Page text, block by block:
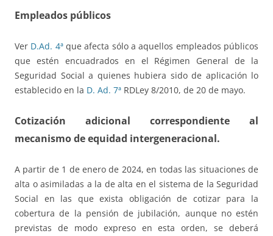
Empleados públicos
Ver D.Ad. 4ªque afecta sólo a aquellos empleados públicos
que estén encuadrados en el Régimen General de la
Seguridad Social a quienes hubiera sido de aplicación lo
establecido en la D. Ad. 7ª RDLey 8/2010, de 20 de mayo.
Cotización adicional correspondiente al
mecanismo de equidad intergeneracional.
A partir de 1 de enero de 2024, en todas las situaciones de
alta o asimiladas a la de alta en el sistema de la Seguridad
Social en las que exista obligación de cotizar para la
cobertura de la pensión de jubilación, aunque no estén
previstas de modo expreso en esta orden, se deberá